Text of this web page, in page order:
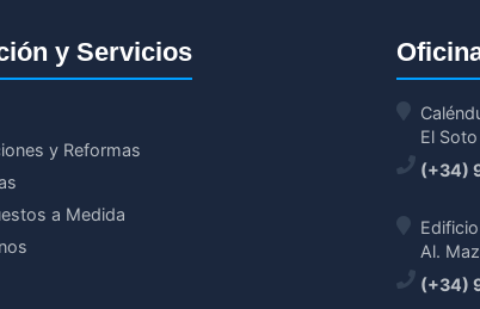
y Servicios
y Reformas
a Medida
El
(+34)
Al.
(+34)